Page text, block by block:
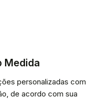
Medida
personalizadas com
de acordo com sua